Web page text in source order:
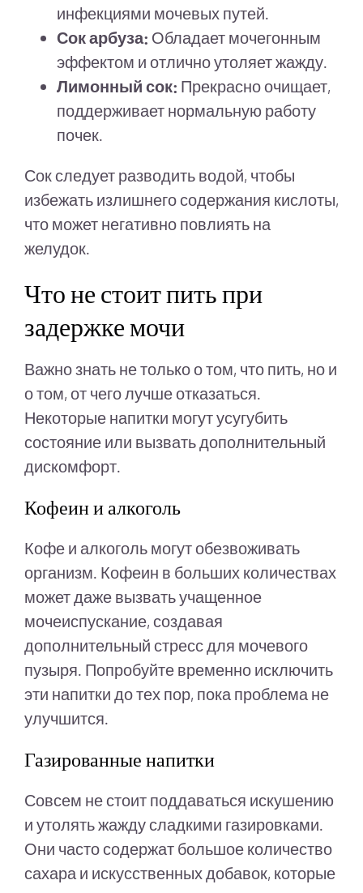
инфекциями мочевых путей.
Сок арбуза: Обладает мочегонным
эффектом и отлично утоляет жажду.
Лимонный сок: Прекрасно очищает,
поддерживает нормальную работу
почек.
Сок следует разводить водой, чтобы
избежать излишнего содержания кислоты,
что может негативно повлиять на
желудок.
Что не стоит пить при
задержке мочи
Важно знать не только о том, что пить, но и
о том, от чего лучше отказаться.
Некоторые напитки могут усугубить
состояние или вызвать дополнительный
дискомфорт.
Кофеин и алкоголь
Кофе и алкоголь могут обезвоживать
организм. Кофеин в больших количествах
может даже вызвать учащенное
мочеиспускание, создавая
дополнительный стресс для мочевого
пузыря. Попробуйте временно исключить
эти напитки до тех пор, пока проблема не
улучшится.
Газированные напитки
Совсем не стоит поддаваться искушению
и утолять жажду сладкими газировками.
Они часто содержат большое количество
сахара и искусственных добавок, которые